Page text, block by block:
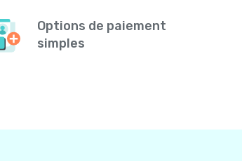
Options de paiement
simples